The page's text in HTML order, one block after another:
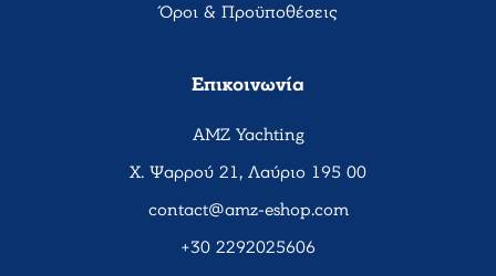
Όροι & Προϋποθέσεις
Επικοινωνία
AMZ Yachting
Χ. Ψαρρού 21, Λαύριο 195 00
contact@amz-eshop.com
+30 2292025606